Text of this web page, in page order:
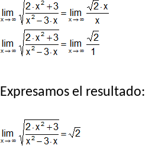
Expresamos el resultado: